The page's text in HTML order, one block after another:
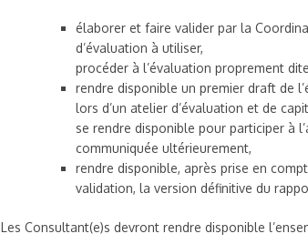
élaborer et faire valider par la
d’évaluation à utiliser,
procéder à l’évaluation proprement
rendre disponible un premier draft de
lors d’un atelier d’évaluation et de
se rendre disponible pour participer à
communiquée ultérieurement,
rendre disponible, après prise en
validation, la version définitive du
Les Consultant(e)s devront rendre disponible